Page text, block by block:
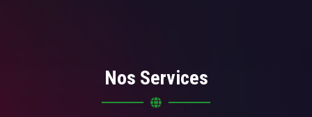
Nos Services